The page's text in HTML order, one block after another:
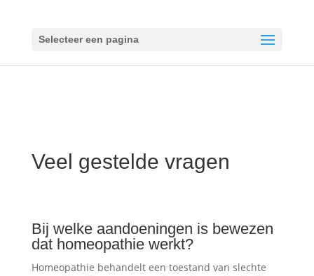
Selecteer een pagina
Veel gestelde vragen
Bij welke aandoeningen is bewezen
dat homeopathie werkt?
Homeopathie behandelt een toestand van slechte